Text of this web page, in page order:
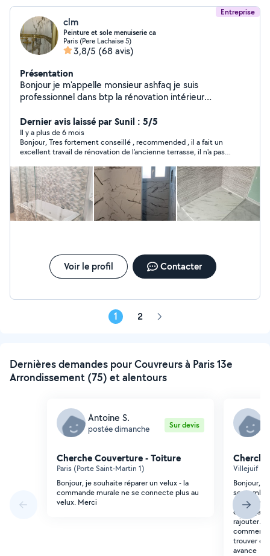
Entreprise
clm
Peinture et sole menuiserie ca
Paris (Pere Lachaise 5)
3,8/5 (68 avis)
Présentation
Bonjour je m'appelle monsieur ashfaq je suis
professionnel dans btp la rénovation intérieur
pas à me contacter si vous avez des travaux à faire .
Bien cordialement,
Dernier avis laissé par Sunil : 5/5
Il y a plus de 6 mois
Bonjour, Tres fortement conseillé , recommended , il a fait un
excellent travail de rénovation de l'ancienne terrasse, il n'a pas
professionnel et soigneux dans la pose des carreaux. Il a
exécuté le beau travail dans les délais. Bravo
Voir le profil Contacter
1 2 Page
Dernières demandes pour Couvreurs à Paris 13e
Arrondissement (75) et alentours
Antoine S.
postée dimanche Sur devis
Cherche Couverture - Toiture
Paris (Porte Saint-Martin 1)
Bonjour, je souhaite réparer un velux - la
commande murale ne se connecte plus au
velux. Merci
Villejuif
Bonjour,
peinture
coffrage
rajouter.
trouver
avance